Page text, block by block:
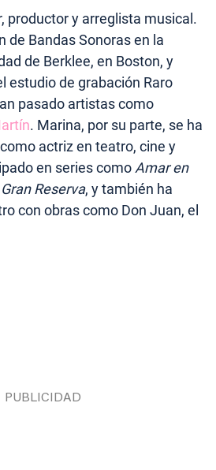
productor y arreglista musical.
de Bandas Sonoras en la
de Berklee, en Boston, y
estudio de grabación Raro
pasado artistas como
. Marina, por su parte, se ha
actriz en teatro, cine y
en series comoAmar en
Gran Reserva, y también ha
con obras como Don Juan, el